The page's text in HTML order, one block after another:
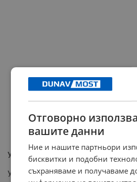
Уставът преминава официално в
Успоредно с финансовите
Отговорно
вашите данни
Ние и нашите партньори
бисквитки и подобни
съхраняваме и получаваме